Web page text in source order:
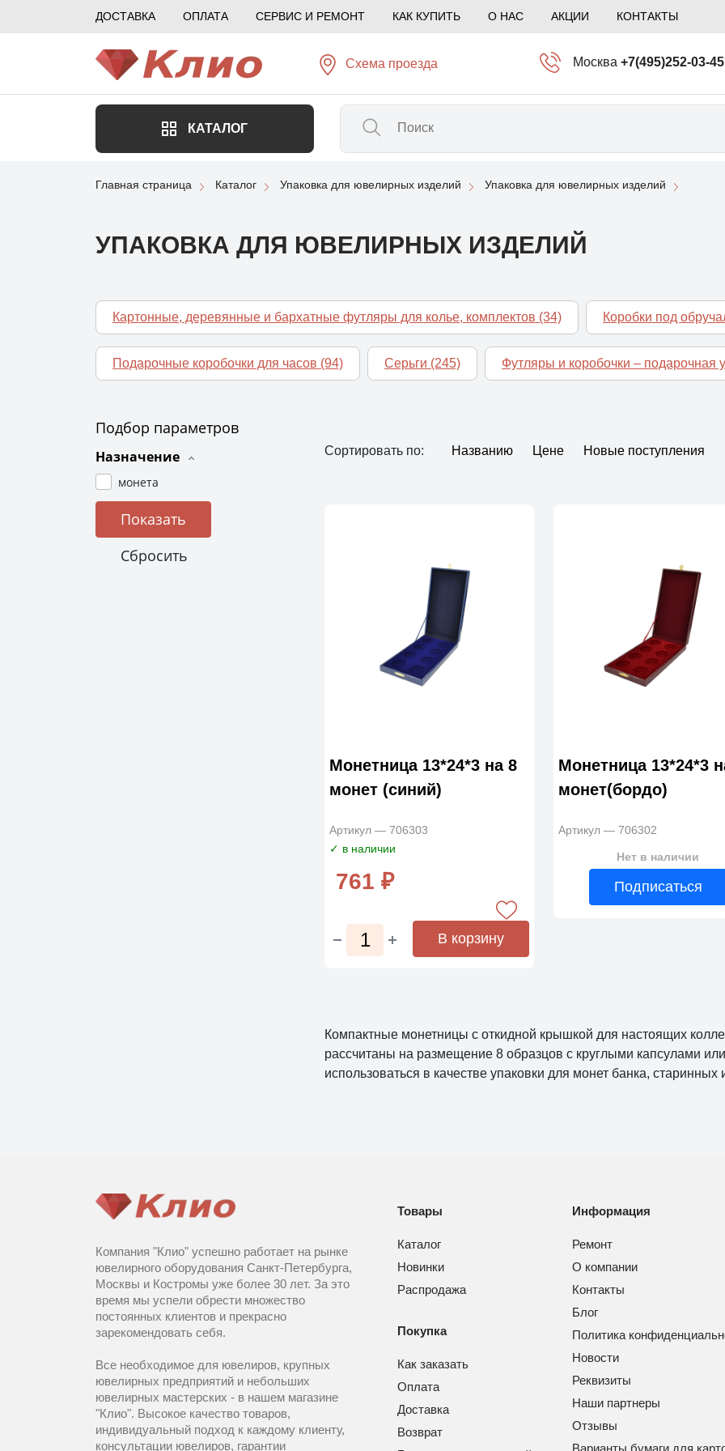
ДОСТАВКА ОПЛАТА СЕРВИС И РЕМОНТ КАК КУПИТЬ О НАС АКЦИИ КОНТАКТЫ
Схема проезда Москва +7(495)252-03-45
КАТАЛОГ
Главная страница Каталог Упаковка для ювелирных изделий Упаковка для ювелирных изделий
УПАКОВКА ДЛЯ ЮВЕЛИРНЫХ ИЗДЕЛИЙ
Картонные, деревянные и бархатные футляры для колье, комплектов (34) Коробки под
Подарочные коробочки для часов (94) Серьги (245) Футляры и коробочки – подарочная
Подбор параметров
Назначение
монета
Сортировать по: Названию Цене Новые поступления
Монетница 13*24*3 на 8
монет (синий)
Артикул — 706303
✓ в наличии
761 ₽
В корзину
Монетница 13*24*3
монет(бордо)
Артикул — 706302
Нет в наличии
Подписаться
Компактные монетницы с откидной крышкой для настоящих
рассчитаны на размещение 8 образцов с круглыми капсулами
использоваться в качестве упаковки для монет банка,
Компания "Клио" успешно работает на рынке
ювелирного оборудования Санкт-Петербурга,
Москвы и Костромы уже более 30 лет. За это
время мы успели обрести множество
постоянных клиентов и прекрасно
зарекомендовать себя.
Все необходимое для ювелиров, крупных
ювелирных предприятий и небольших
ювелирных мастерских - в нашем магазине
"Клио". Высокое качество товаров,
индивидуальный подход к каждому клиенту,
консультации ювелиров, гарантии
Товары
Каталог
Новинки
Распродажа
Покупка
Как заказать
Оплата
Доставка
Возврат
Информация
Ремонт
О компании
Контакты
Блог
Политика
Новости
Реквизиты
Наши партнеры
Отзывы